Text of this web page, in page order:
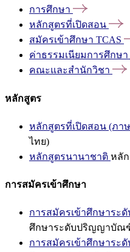
การศึกษา
หลักสูตรที่เปิดสอน
สมัครเข้าศึกษา TCAS
ค่าธรรมเนียมการศึกษา
คณะและสำนักวิชา
หลักสูตร
หลักสูตรที่เปิดสอน (ภา
ไทย)
หลักสูตรนานาชาติ หลั
การสมัครเข้าศึกษา
การสมัครเข้าศึกษาร
ศึกษาระดับปริญญาบัณ
การสมัครเข้าศึกษาระ